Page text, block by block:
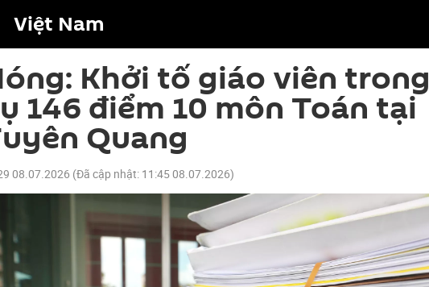
Việt Nam
Khởi tố giáo viên trong
146 điểm 10 môn Toán tại
Quang
08.07.2026 (Đã cập nhật: 11:45 08.07.2026)